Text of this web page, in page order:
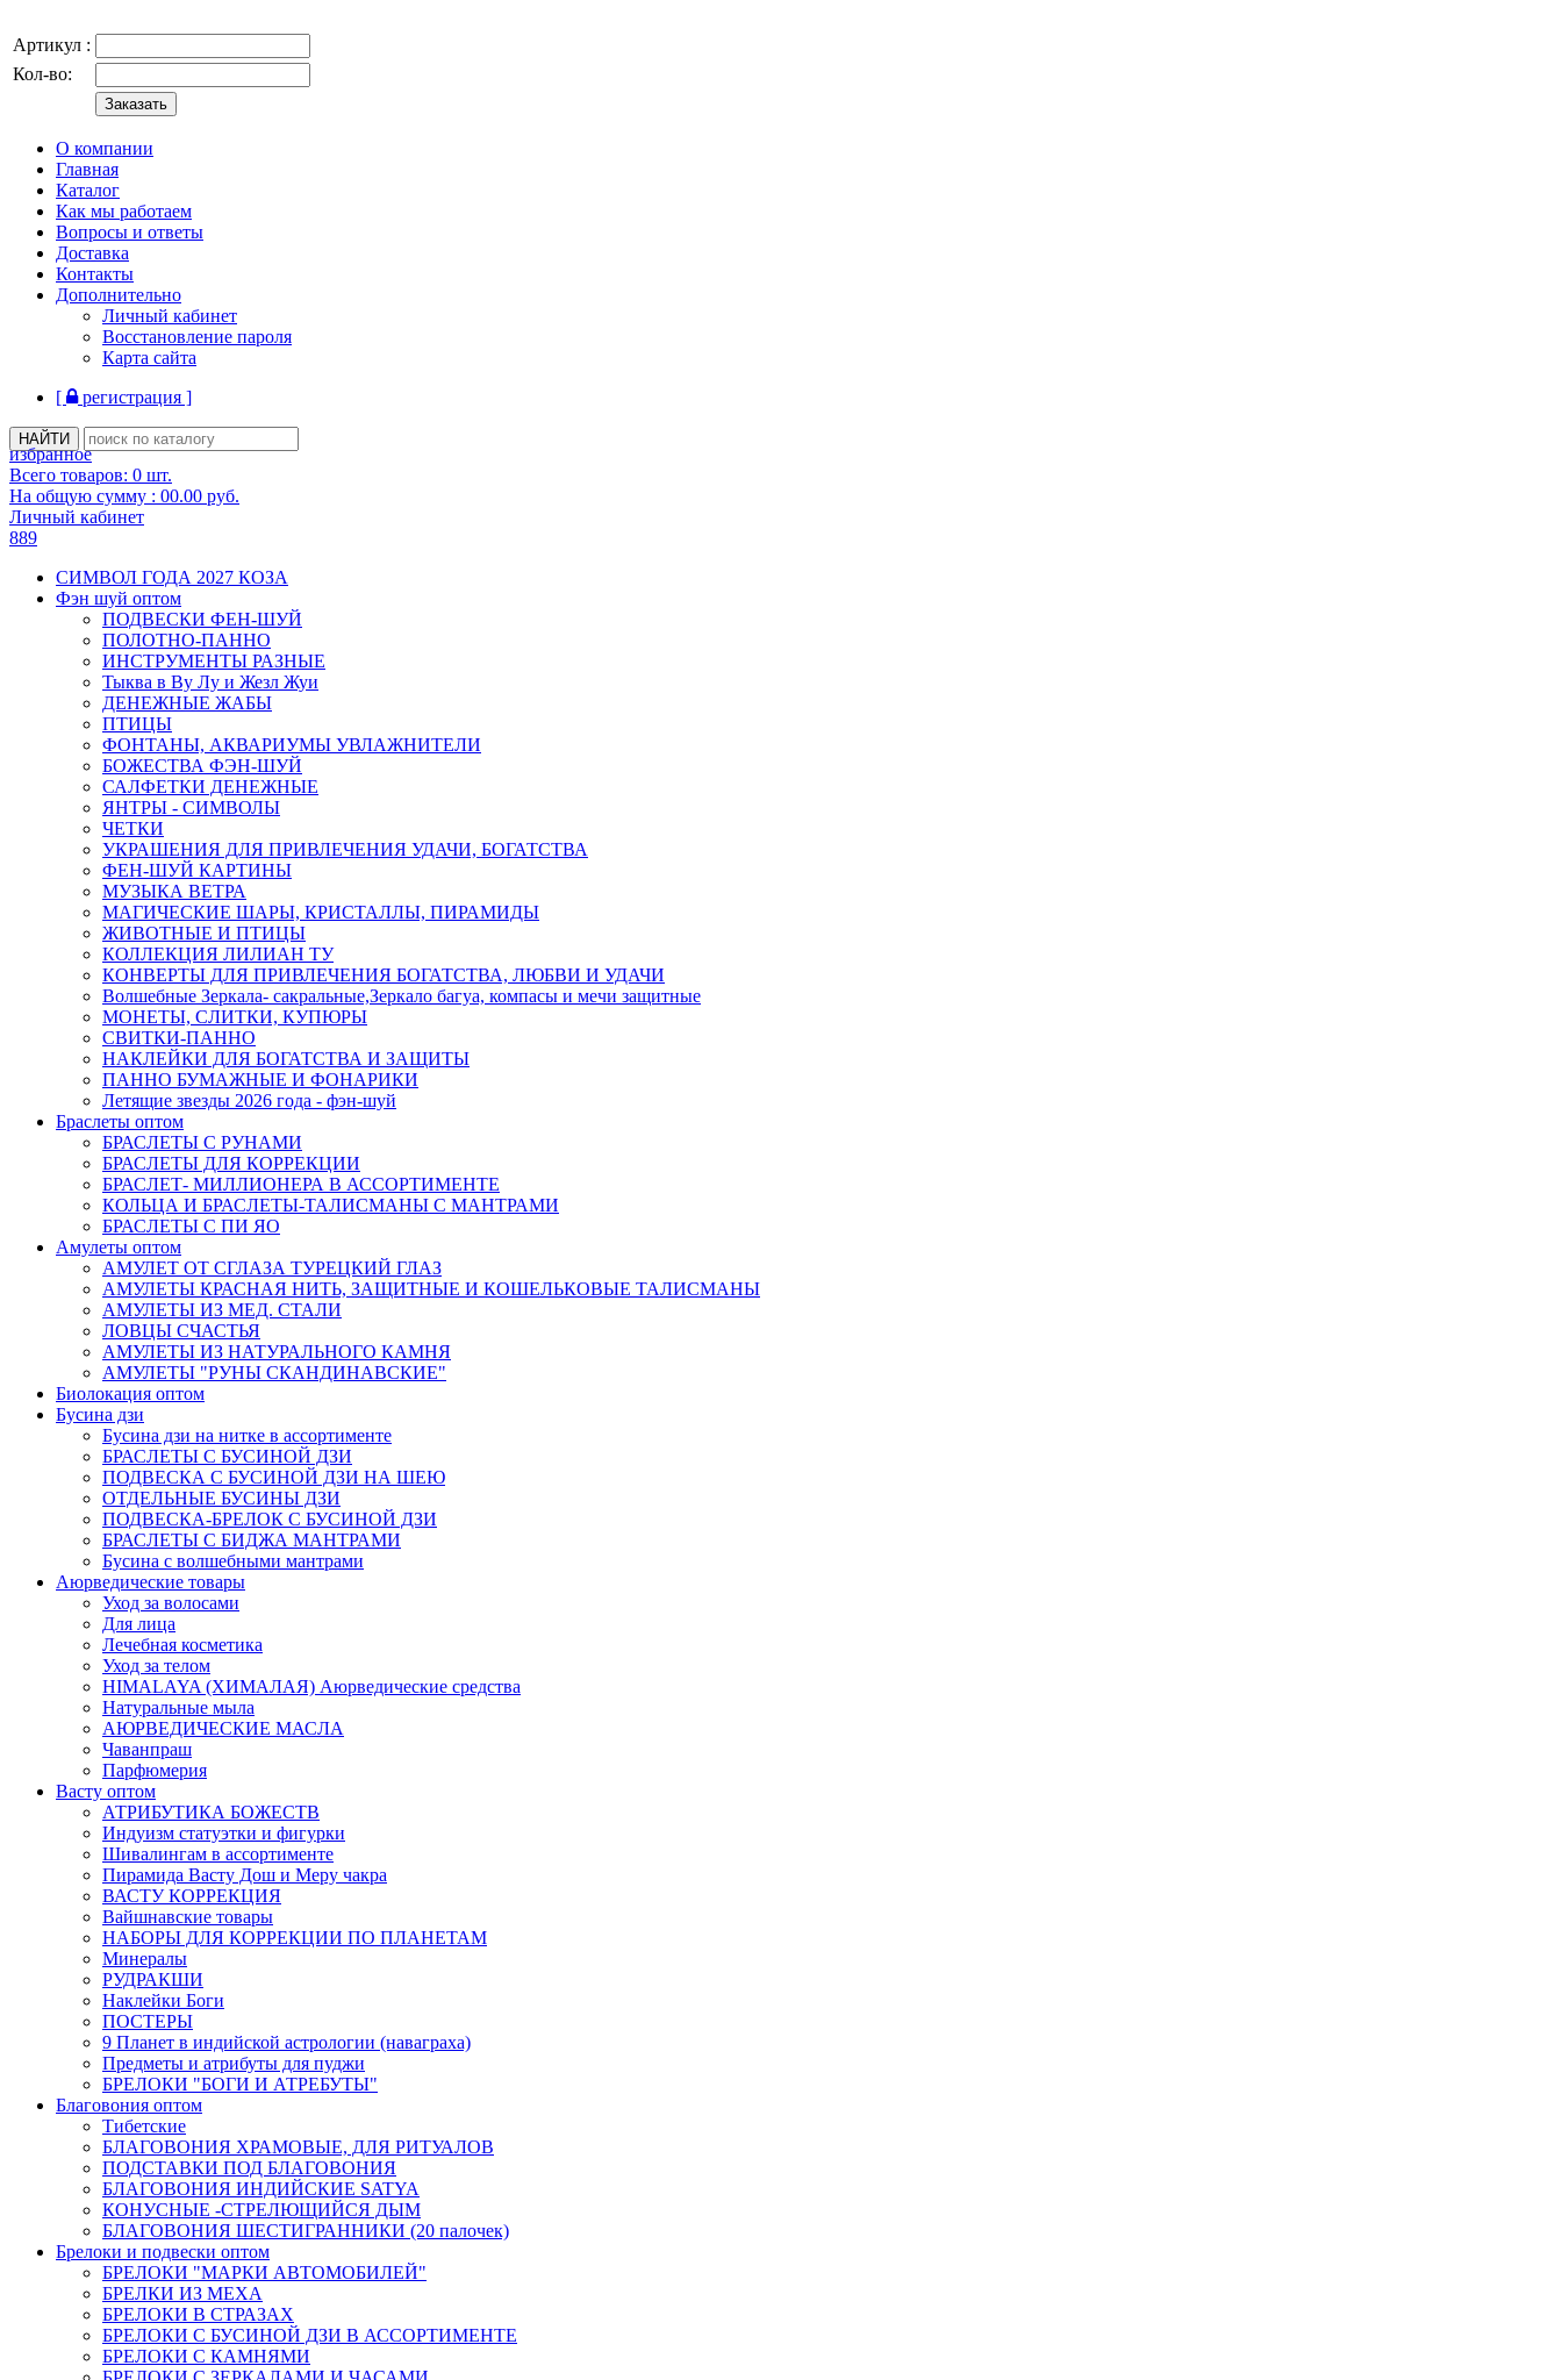
Артикул :
Кол-во:
О компании
Главная
Каталог
Как мы работаем
Вопросы и ответы
Доставка
Контакты
Дополнительно
Личный кабинет
Восстановление пароля
Карта сайта
[
регистрация ]
избранное
Всего товаров: 0 шт.
На общую сумму : 00.00 руб.
Личный кабинет
889
СИМВОЛ ГОДА 2027 КОЗА
Фэн шуй оптом
ПОДВЕСКИ ФЕН-ШУЙ
ПОЛОТНО-ПАННО
ИНСТРУМЕНТЫ РАЗНЫЕ
Тыква в Ву Лу и Жезл Жуи
ДЕНЕЖНЫЕ ЖАБЫ
ПТИЦЫ
ФОНТАНЫ, АКВАРИУМЫ УВЛАЖНИТЕЛИ
БОЖЕСТВА ФЭН-ШУЙ
САЛФЕТКИ ДЕНЕЖНЫЕ
ЯНТРЫ - СИМВОЛЫ
ЧЕТКИ
УКРАШЕНИЯ ДЛЯ ПРИВЛЕЧЕНИЯ УДАЧИ, БОГАТСТВА
ФЕН-ШУЙ КАРТИНЫ
МУЗЫКА ВЕТРА
МАГИЧЕСКИЕ ШАРЫ, КРИСТАЛЛЫ, ПИРАМИДЫ
ЖИВОТНЫЕ И ПТИЦЫ
КОЛЛЕКЦИЯ ЛИЛИАН ТУ
КОНВЕРТЫ ДЛЯ ПРИВЛЕЧЕНИЯ БОГАТСТВА, ЛЮБВИ И УДАЧИ
Волшебные Зеркала- сакральные,Зеркало багуа, компасы и мечи защитные
МОНЕТЫ, СЛИТКИ, КУПЮРЫ
СВИТКИ-ПАННО
НАКЛЕЙКИ ДЛЯ БОГАТСТВА И ЗАЩИТЫ
ПАННО БУМАЖНЫЕ И ФОНАРИКИ
Летящие звезды 2026 года - фэн-шуй
Браслеты оптом
БРАСЛЕТЫ С РУНАМИ
БРАСЛЕТЫ ДЛЯ КОРРЕКЦИИ
БРАСЛЕТ- МИЛЛИОНЕРА В АССОРТИМЕНТЕ
КОЛЬЦА И БРАСЛЕТЫ-ТАЛИСМАНЫ С МАНТРАМИ
БРАСЛЕТЫ С ПИ ЯО
Амулеты оптом
АМУЛЕТ ОТ СГЛАЗА ТУРЕЦКИЙ ГЛАЗ
АМУЛЕТЫ КРАСНАЯ НИТЬ, ЗАЩИТНЫЕ И КОШЕЛЬКОВЫЕ ТАЛИСМАНЫ
АМУЛЕТЫ ИЗ МЕД. СТАЛИ
ЛОВЦЫ СЧАСТЬЯ
АМУЛЕТЫ ИЗ НАТУРАЛЬНОГО КАМНЯ
АМУЛЕТЫ "РУНЫ СКАНДИНАВСКИЕ"
Биолокация оптом
Бусина дзи
Бусина дзи на нитке в ассортименте
БРАСЛЕТЫ С БУСИНОЙ ДЗИ
ПОДВЕСКА С БУСИНОЙ ДЗИ НА ШЕЮ
ОТДЕЛЬНЫЕ БУСИНЫ ДЗИ
ПОДВЕСКА-БРЕЛОК С БУСИНОЙ ДЗИ
БРАСЛЕТЫ С БИДЖА МАНТРАМИ
Бусина с волшебными мантрами
Аюрведические товары
Уход за волосами
Для лица
Лечебная косметика
Уход за телом
HIMALAYA (ХИМАЛАЯ) Аюрведические средства
Натуральные мыла
АЮРВЕДИЧЕСКИЕ МАСЛА
Чаванпраш
Парфюмерия
Васту оптом
АТРИБУТИКА БОЖЕСТВ
Индуизм статуэтки и фигурки
Шивалингам в ассортименте
Пирамида Васту Дош и Меру чакра
ВАСТУ КОРРЕКЦИЯ
Вайшнавские товары
НАБОРЫ ДЛЯ КОРРЕКЦИИ ПО ПЛАНЕТАМ
Минералы
РУДРАКШИ
Наклейки Боги
ПОСТЕРЫ
9 Планет в индийской астрологии (наваграха)
Предметы и атрибуты для пуджи
БРЕЛОКИ "БОГИ И АТРЕБУТЫ"
Благовония оптом
Тибетские
БЛАГОВОНИЯ ХРАМОВЫЕ, ДЛЯ РИТУАЛОВ
ПОДСТАВКИ ПОД БЛАГОВОНИЯ
БЛАГОВОНИЯ ИНДИЙСКИЕ SATYA
КОНУСНЫЕ -СТРЕЛЮЩИЙСЯ ДЫМ
БЛАГОВОНИЯ ШЕСТИГРАННИКИ (20 палочек)
Брелоки и подвески оптом
БРЕЛОКИ "МАРКИ АВТОМОБИЛЕЙ"
БРЕЛКИ ИЗ МЕХА
БРЕЛОКИ В СТРАЗАХ
БРЕЛОКИ С БУСИНОЙ ДЗИ В АССОРТИМЕНТЕ
БРЕЛОКИ С КАМНЯМИ